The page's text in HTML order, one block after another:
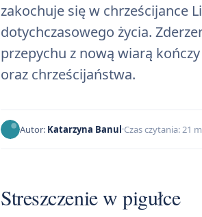
zakochuje się w chrześcijance
dotychczasowego życia.
przepychu z nową wiarą
oraz chrześcijaństwa.
Autor: Katarzyna Banul Czas czytania: 21
Streszczenie w pigułce